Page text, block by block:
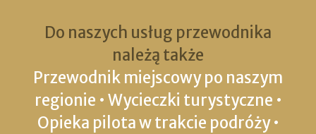
Do naszych usług przewodnika
należą także
Przewodnik miejscowy po naszym
regionie • Wycieczki turystyczne •
Opieka pilota w trakcie podróży •